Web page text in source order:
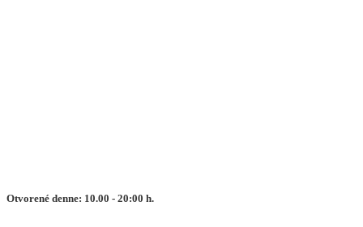
Otvorené denne: 10.00 - 20:00 h.